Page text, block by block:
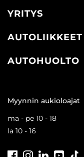
YRITYS
AUTOLIIKKEET
AUTOHUOLTO
Myynnin aukioloajat
ma - pe 10 - 18
la 10 - 16
FacebookInstagramLinkedIn